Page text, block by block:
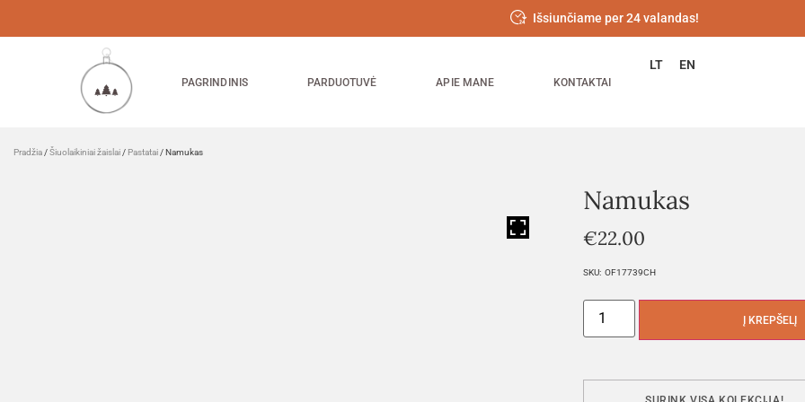
Išsiunčiame per 24 valandas!
PAGRINDINIS PARDUOTUVĖ APIE MANE KONTAKTAI
LT EN
Pradžia /Šiuolaikiniai žaislai / Pastatai / Namukas
Namukas
€22.00
SKU: OF17739CH
Į KREPŠELĮ